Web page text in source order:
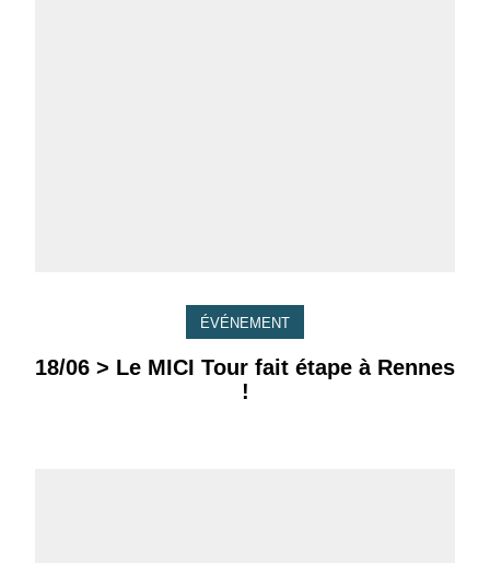
ÉVÉNEMENT
18/06 > Le MICI Tour fait étape à Rennes
!